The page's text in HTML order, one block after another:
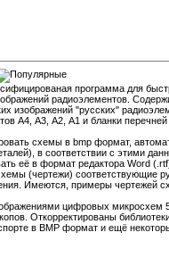
программа для
радиоэлементов.
изображений "русских"
А4, А3, А2, А1 и бланки
схемы в bmp формат,
в соответствии с этими
её в формат редактора Word
(чертежи) соответствующие
Имеются, примеры чертежей
цифровых
Откорректированы
в BMP формат и ещё